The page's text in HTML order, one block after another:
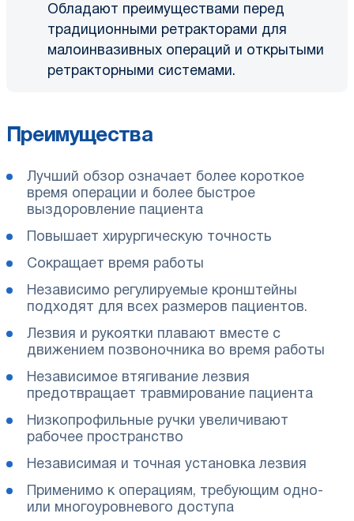
Обладают преимуществами перед
традиционными ретракторами для
малоинвазивных операций и открытыми
ретракторными системами.
Преимущества
Лучший обзор означает более короткое
время операции и более быстрое
выздоровление пациента
Повышает хирургическую точность
Сокращает время работы
Независимо регулируемые кронштейны
подходят для всех размеров пациентов.
Лезвия и рукоятки плавают вместе с
движением позвоночника во время работы
Независимое втягивание лезвия
предотвращает травмирование пациента
Низкопрофильные ручки увеличивают
рабочее пространство
Независимая и точная установка лезвия
Применимо к операциям, требующим одно-
или многоуровневого доступа